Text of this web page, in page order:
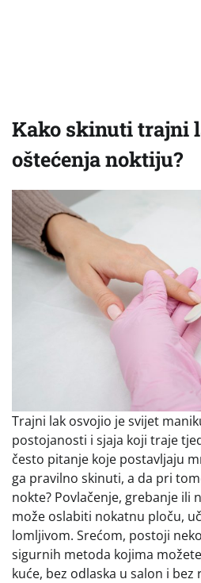
Kako skinuti trajni
oštećenja noktiju?
Trajni lak osvojio je svijet
postojanosti i sjaja koji traje
često pitanje koje postavljaju
ga pravilno skinuti, a da pri
nokte? Povlačenje, grebanje ili
može oslabiti nokatnu ploču,
lomljivom. Srećom, postoji
sigurnih metoda kojima
kuće, bez odlaska u salon i